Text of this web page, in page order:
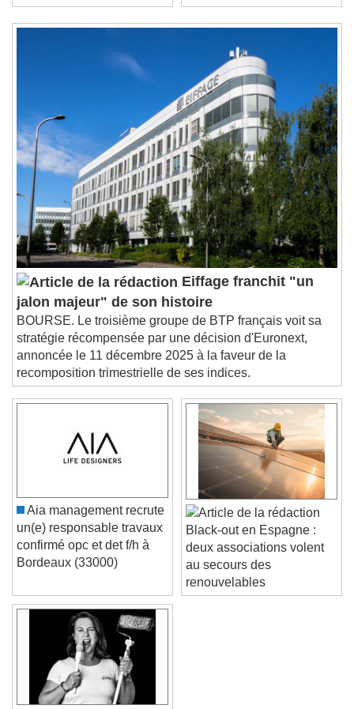
Stream TypeLIVE
Seek to live, currently behind liveLIVE
Chapters
Descriptions
descriptions off, selected
Subtitles
subtitles settings, opens subtitles
settings dialog
subtitles off, selected
Audio Track
Picture-in-Picture
Fullscreen
This is a modal window.
Beginning of dialog window. Escape will cancel
and close the window.
Text
Text Background
Caption Area Background
Color Opacity
Font Size
Text Edge Style
Font Family
Eiffage franchit "un
jalon majeur" de son histoire
BOURSE. Le troisième groupe de BTP français voit sa
stratégie récompensée par une décision d'Euronext,
annoncée le 11 décembre 2025 à la faveur de la
recomposition trimestrielle de ses indices.
Aia management recrute
un(e) responsable travaux
confirmé opc et det f/h à
Bordeaux (33000)
Black-out en Espagne :
deux associations volent
au secours des
renouvelables